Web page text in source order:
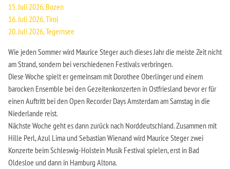
15. Juli 2026, Bozen
16. Juli 2026, Tirol
20. Juli 2026, Tegernsee
Wie jeden Sommer wird Maurice Steger auch dieses Jahr die meiste Zeit nicht
am Strand, sondern bei verschiedenen Festivals verbringen.
Diese Woche spielt er gemeinsam mit Dorothee Oberlinger und einem
barocken Ensemble bei den Gezeitenkonzerten in Ostfriesland bevor er für
einen Auftritt bei den Open Recorder Days Amsterdam am Samstag in die
Niederlande reist.
Nächste Woche geht es dann zurück nach Norddeutschland. Zusammen mit
Hille Perl, Azul Lima und Sebastian Wienand wird Maurice Steger zwei
Konzerte beim Schleswig-Holstein Musik Festival spielen, erst in Bad
Oldesloe und dann in Hamburg Altona.